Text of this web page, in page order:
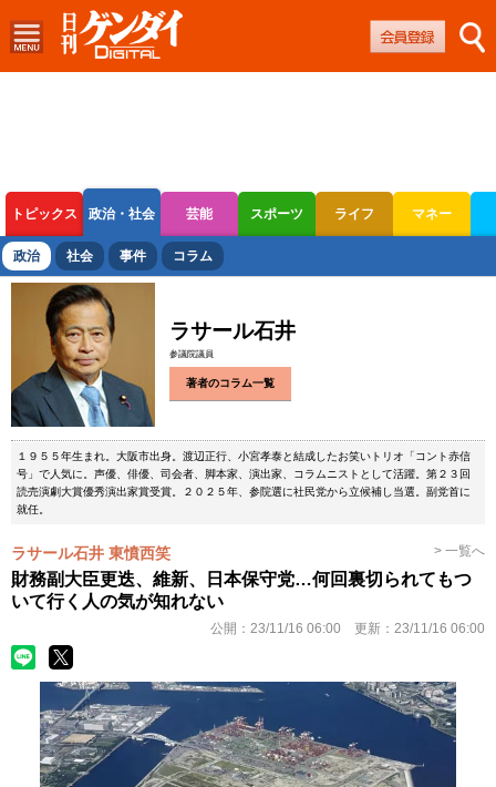
トピックス 政治・社会 芸能 スポーツ ライフ マネー
ボートレース 競輪 オートレース
政治 社会 事件 コラム
ラサール石井
参議院議員
著者のコラム一覧
１９５５年生まれ。大阪市出身。渡辺正行、小宮孝泰と結成したお笑いトリオ「コント赤信
号」で人気に。声優、俳優、司会者、脚本家、演出家、コラムニストとして活躍。第２３回
読売演劇大賞優秀演出家賞受賞。２０２５年、参院選に社民党から立候補し当選。副党首に
就任。
ラサール石井 東憤西笑 > 一覧へ
財務副大臣更迭、維新、日本保守党…何回裏切られてもつ
いて行く人の気が知れない
公開： 23/11/16 06:00 更新： 23/11/16 06:00